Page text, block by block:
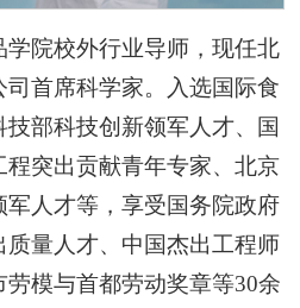
学院校外行业导师，现任北
首席科学家。入选国际食
部科技创新领军人才、国
突出贡献青年专家、北京
人才等，享受国务院政府
量人才、中国杰出工程师
模与首都劳动奖章等30余